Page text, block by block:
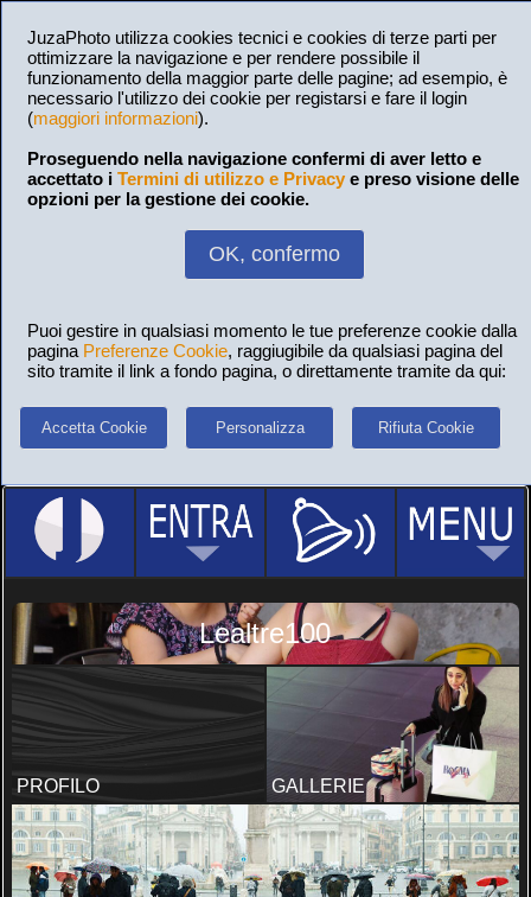
JuzaPhoto utilizza cookies tecnici e cookies di terze parti per
ottimizzare la navigazione e per rendere possibile il
funzionamento della maggior parte delle pagine; ad esempio, è
necessario l'utilizzo dei cookie per registarsi e fare il login
(maggiori informazioni).
Proseguendo nella navigazione confermi di aver letto e
accettato i Termini di utilizzo e Privacy e preso visione delle
opzioni per la gestione dei cookie.
OK, confermo
Puoi gestire in qualsiasi momento le tue preferenze cookie dalla
pagina Preferenze Cookie, raggiugibile da qualsiasi pagina del
sito tramite il link a fondo pagina, o direttamente tramite da qui:
Accetta Cookie Personalizza Rifiuta Cookie
Lealtre100
PROFILO GALLERIE